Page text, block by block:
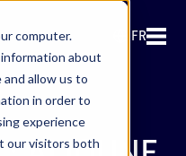
computer.
about
allow us to
in order to
experience
our visitors both
FR